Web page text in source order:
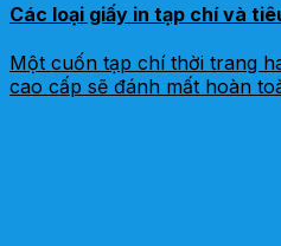
Các loại giấy in tạp chí và
Một cuốn tạp chí thời trang
cao cấp sẽ đánh mất hoàn